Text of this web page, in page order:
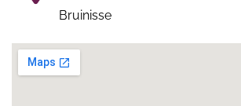
Bruinisse